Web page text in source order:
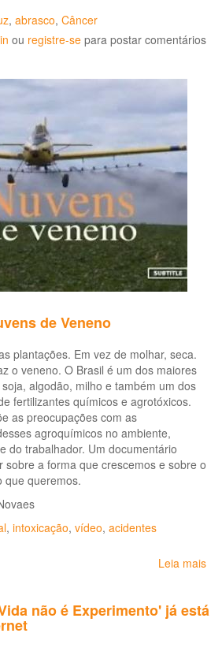
, abrasco, Câncer
ou registre-se para postar comentários
de Veneno
plantações. Em vez de molhar, seca.
o veneno. O Brasil é um dos maiores
algodão, milho e também um dos
fertilizantes químicos e agrotóxicos.
as preocupações com as
agroquímicos no ambiente,
do trabalhador. Um documentário
sobre a forma que crescemos e sobre o
que queremos.
, intoxicação, vídeo, acidentes
Leia mais
de
não é Experimento' já está